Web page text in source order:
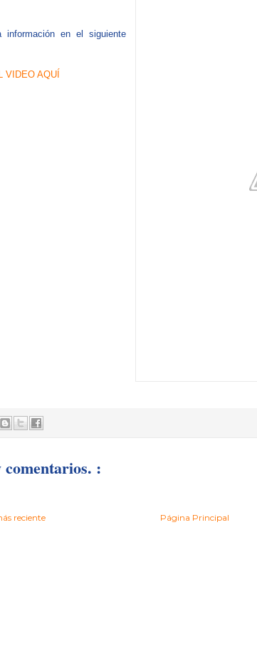
información en el siguiente
VIDEO AQUÍ
comentarios. :
reciente Página Principal